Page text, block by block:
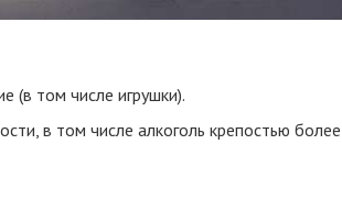
(в том числе игрушки).
в том числе алкоголь крепостью более